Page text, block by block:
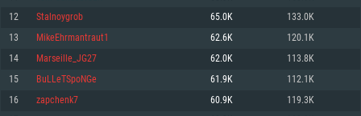
GeForce GT 660. 최소 사양 해상도: 720p
네트워크: 브로드밴드 인터넷
여유 저장 공간: 22.1 GB (최소 클라이언트)
권장 사양
능을 가지는 Mac 버전의 AMD/Nvidia. 최소 해상도: 720p
네트워크: 브로드밴드 인터넷
여유 저장 공간: 22.1 GB (최소 클라이언트)
권장 사양
660 (6개월 미만) 혹은 그와 동급의 성능을 가지며 최신 그래픽 드라이버를 지
원하는 AMD (6개월 미만; 최소사양 지원 해상도 720p)
네트워크: 브로드밴드 인터넷
여유 저장 공간: 22.1 GB (최소 클라이언트)
권장 사양
12 Stalnoygrob 65.0K 133.0K
13 MikeEhrmantraut1 62.6K 120.1K
14 Marseille_JG27 62.0K 113.8K
15 BuLLeTSpoNGe 61.9K 112.1K
16 zapchenk7 60.9K 119.3K